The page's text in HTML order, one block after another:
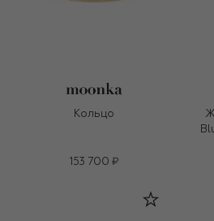
Кольцо
153 700 ₽